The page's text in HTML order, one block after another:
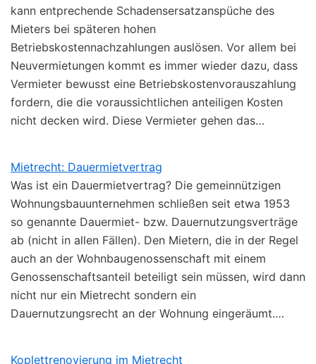
kann entprechende Schadensersatzanspüche des
Mieters bei späteren hohen
Betriebskostennachzahlungen auslösen. Vor allem bei
Neuvermietungen kommt es immer wieder dazu, dass
Vermieter bewusst eine Betriebskostenvorauszahlung
fordern, die die voraussichtlichen anteiligen Kosten
nicht decken wird. Diese Vermieter gehen das…
Mietrecht: Dauermietvertrag
Was ist ein Dauermietvertrag? Die gemeinnützigen
Wohnungsbauunternehmen schließen seit etwa 1953
so genannte Dauermiet- bzw. Dauernutzungsverträge
ab (nicht in allen Fällen). Den Mietern, die in der Regel
auch an der Wohnbaugenossenschaft mit einem
Genossenschaftsanteil beteiligt sein müssen, wird dann
nicht nur ein Mietrecht sondern ein
Dauernutzungsrecht an der Wohnung eingeräumt.…
Koplettrenovierung im Mietrecht